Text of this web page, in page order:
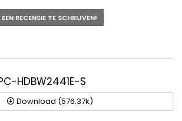
RECENSIE TE SCHRIJVEN!
HDBW2441E-S
Download (576.37k)